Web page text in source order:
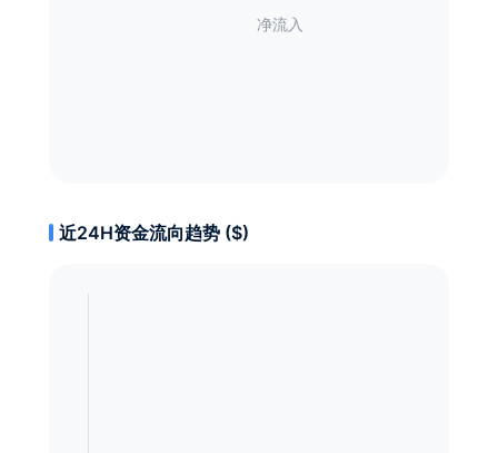
近24H资金流向趋势 ($)